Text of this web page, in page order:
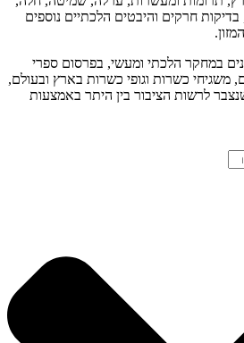
חרקים והיבטים הלכתיים נוספים
במחקר הלכתי ומעשי, בפרסום ספרי
משגיחי כשרות וגופי כשרות בארץ ובעולם,
לרשות הציבור בין היתר באמצעות